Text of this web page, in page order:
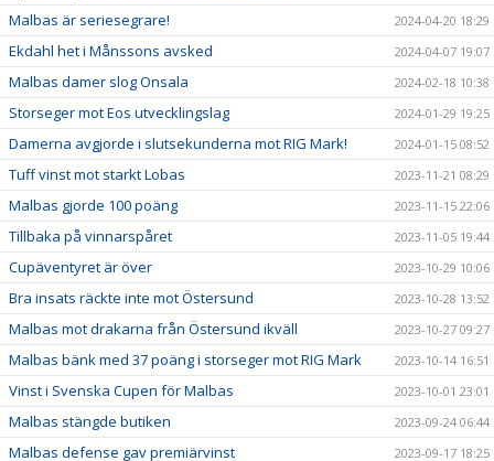
Malbas är seriesegrare! 2024-04-20 18:29
Ekdahl het i Månssons avsked 2024-04-07 19:07
Malbas damer slog Onsala 2024-02-18 10:38
Storseger mot Eos utvecklingslag 2024-01-29 19:25
Damerna avgjorde i slutsekunderna mot RIG Mark! 2024-01-15 08:52
Tuff vinst mot starkt Lobas 2023-11-21 08:29
Malbas gjorde 100 poäng 2023-11-15 22:06
Tillbaka på vinnarspåret 2023-11-05 19:44
Cupäventyret är över 2023-10-29 10:06
Bra insats räckte inte mot Östersund 2023-10-28 13:52
Malbas mot drakarna från Östersund ikväll 2023-10-27 09:27
Malbas bänk med 37 poäng i storseger mot RIG Mark 2023-10-14 16:51
Vinst i Svenska Cupen för Malbas 2023-10-01 23:01
Malbas stängde butiken 2023-09-24 06:44
Malbas defense gav premiärvinst 2023-09-17 18:25